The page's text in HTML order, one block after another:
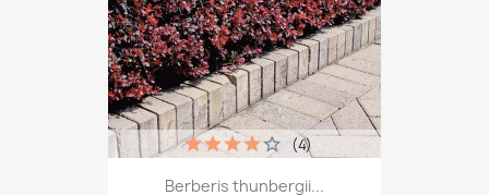
Berberis thunbergii...
(4)